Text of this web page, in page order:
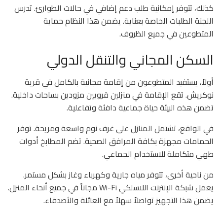
كذلك، تتوفر إمكانية طلب دعم إضافي في حالات الطوارئ. تدرس
اللجنة الطلبات الخاصة بعناية. يضمن هذا النظام حماية
المتطوعين في جميع الظروف.
السكن المجاني والتنقل الدولي
أولاً، يستفيد المتطوعون من إقامة مجانية بالكامل في قرية
نوكريش. تقع الإقامة في منزلين قرويين مزودين بساحات داخلية.
تضمن هذه البيئة حياة جماعية دافئة وتفاعلية.
في الواقع، تشتمل المنازل على غرف نوم واسعة ومريحة. توفر
الحمامات مجهزة بكافة المرافق الصحية. تضم المطابخ أدوات
طهي متكاملة للاستخدام الجماعي.
من ناحية أخرى، تتوفر مياه جارية وكهرباء وغاز بشكل مستمر.
يعمل شبكة الإنترنت اللاسلكي Wi-Fi مجاناً في جميع أنحاء المنزل.
يضمن هذا التجهيز تواصلاً سهلاً مع العائلة والأصدقاء.